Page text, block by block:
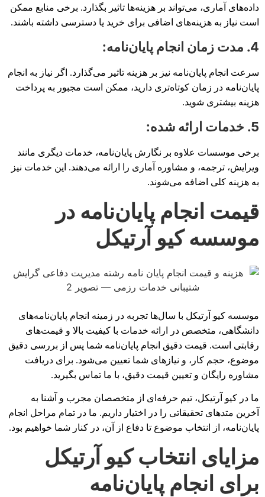
داده‌های آماری، می‌تواند بر هزینه‌ها تاثیر بگذارد. برخی منابع ممکن
است نیاز به هزینه‌های اضافی برای خرید یا دسترسی داشته باشند.
4. مدت زمان انجام پایان‌نامه:
سرعت انجام پایان‌نامه نیز بر هزینه تاثیر می‌گذارد. اگر نیاز به انجام
پایان‌نامه در زمان کوتاه‌تری دارید، ممکن است مجبور به پرداخت
هزینه بیشتری شوید.
5. خدمات ارائه شده:
برخی موسسات علاوه بر نگارش پایان‌نامه، خدمات دیگری مانند
ویرایش، ترجمه، و مشاوره آماری را ارائه می‌دهند. این خدمات نیز
به هزینه کلی اضافه می‌شوند.
قیمت انجام پایان‌نامه در
موسسه کیو آرتیکل
موسسه کیو آرتیکل با سال‌ها تجربه در زمینه انجام پایان‌نامه‌های
دانشگاهی، متخصص در ارائه خدمات با کیفیت بالا و قیمت‌های
رقابتی است. قیمت دقیق انجام پایان‌نامه شما پس از بررسی دقیق
موضوع، حجم کار، و نیازهای شما تعیین می‌شود. برای دریافت
مشاوره رایگان و تعیین قیمت دقیق، با ما تماس بگیرید.
ما در کیو آرتیکل، تیم حرفه‌ای از متخصصان مجرب و آشنا به
آخرین متدهای تحقیقاتی را در اختیار داریم. ما در تمام مراحل انجام
پایان‌نامه، از انتخاب موضوع تا دفاع از آن، در کنار شما خواهیم بود.
مزایای انتخاب کیو آرتیکل
برای انجام پایان‌نامه